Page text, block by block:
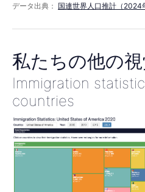
ミ
ッ
ド
2095
データ出典： 国連世界人口推計（2024
私たちの他の
Immigration
countries